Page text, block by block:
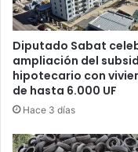
Diputado Sabat
ampliación del
hipotecario con
de hasta 6.000 UF
Hace 3 días